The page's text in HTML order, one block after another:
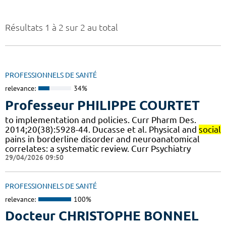
Résultats 1 à 2 sur 2 au total
PROFESSIONNELS DE SANTÉ
relevance: 34%
Professeur PHILIPPE COURTET
to implementation and policies. Curr Pharm Des.
2014;20(38):5928-44. Ducasse et al. Physical and social
pains in borderline disorder and neuroanatomical
correlates: a systematic review. Curr Psychiatry
29/04/2026 09:50
PROFESSIONNELS DE SANTÉ
relevance: 100%
Docteur CHRISTOPHE BONNEL